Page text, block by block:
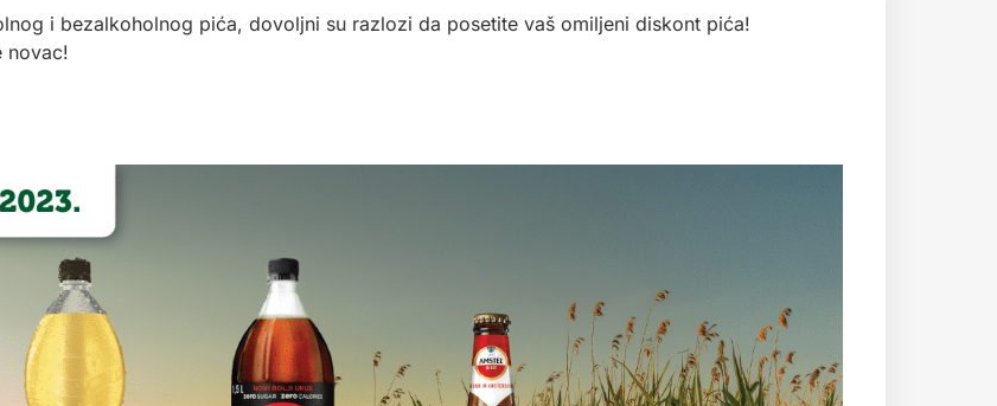
i bezalkoholnog pića, dovoljni su razlozi da posetite vaš omiljeni diskont pića!
novac!